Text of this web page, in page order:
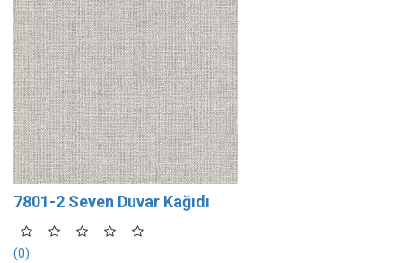
7801-2 Seven Duvar Kağıdı
(0)